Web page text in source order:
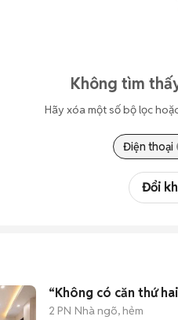
Không tìm
Hãy xóa một số bộ lọc
Điện thoại
Đổi
“Không có căn thứ
2 PN Nhà ngõ, hẻm